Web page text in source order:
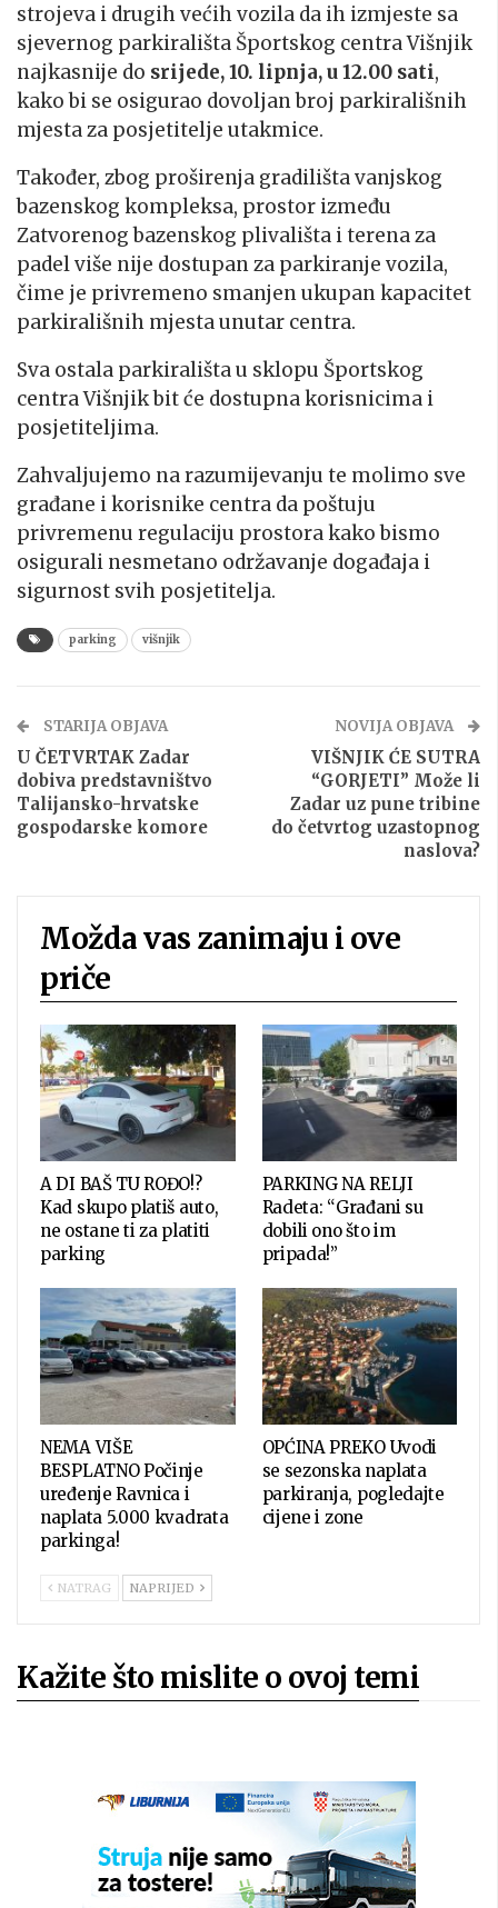
strojeva i drugih većih vozila da ih izmjeste sa
sjevernog parkirališta Športskog centra Višnjik
najkasnije do srijede, 10. lipnja, u 12.00 sati,
kako bi se osigurao dovoljan broj parkirališnih
mjesta za posjetitelje utakmice.
Također, zbog proširenja gradilišta vanjskog
bazenskog kompleksa, prostor između
Zatvorenog bazenskog plivališta i terena za
padel više nije dostupan za parkiranje vozila,
čime je privremeno smanjen ukupan kapacitet
parkirališnih mjesta unutar centra.
Sva ostala parkirališta u sklopu Športskog
centra Višnjik bit će dostupna korisnicima i
posjetiteljima.
Zahvaljujemo na razumijevanju te molimo sve
građane i korisnike centra da poštuju
privremenu regulaciju prostora kako bismo
osigurali nesmetano održavanje događaja i
sigurnost svih posjetitelja.
parking višnjik
STARIJA OBJAVA
U ČETVRTAK Zadar
dobiva predstavništvo
Talijansko-hrvatske
gospodarske komore
NOVIJA OBJAVA
VIŠNJIK ĆE SUTRA
“GORJETI” Može li
Zadar uz pune tribine
do četvrtog uzastopnog
naslova?
Možda vas zanimaju i ove
priče
A DI BAŠ TU ROĐO!?
Kad skupo platiš auto,
ne ostane ti za platiti
parking
PARKING NA RELJI
Radeta: “Građani su
dobili ono što im
pripada!”
NEMA VIŠE
BESPLATNO Počinje
uređenje Ravnica i
naplata 5.000 kvadrata
parkinga!
OPĆINA PREKO Uvodi
se sezonska naplata
parkiranja, pogledajte
cijene i zone
NATRAG NAPRIJED
Kažite što mislite o ovoj temi